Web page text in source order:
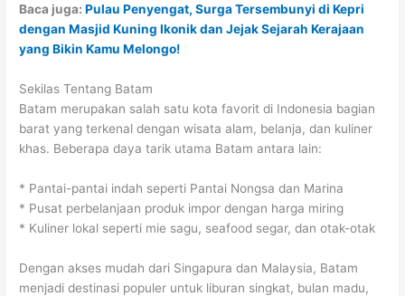
Baca juga:Pulau Penyengat, Surga Tersembunyi di Kepri
dengan Masjid Kuning Ikonik dan Jejak Sejarah Kerajaan
yang Bikin Kamu Melongo!
Sekilas Tentang Batam
Batam merupakan salah satu kota favorit di Indonesia bagian
barat yang terkenal dengan wisata alam, belanja, dan kuliner
khas. Beberapa daya tarik utama Batam antara lain:
* Pantai-pantai indah seperti Pantai Nongsa dan Marina
* Pusat perbelanjaan produk impor dengan harga miring
* Kuliner lokal seperti mie sagu, seafood segar, dan otak-otak
Dengan akses mudah dari Singapura dan Malaysia, Batam
menjadi destinasi populer untuk liburan singkat, bulan madu,